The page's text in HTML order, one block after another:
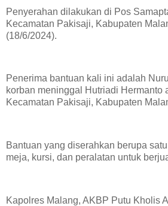
Penyerahan dilakukan di Pos
Kecamatan Pakisaji, Kabupaten
(18/6/2024).
Penerima bantuan kali ini adalah
korban meninggal Hutriadi Hermanto
Kecamatan Pakisaji, Kabupaten
Bantuan yang diserahkan berupa
meja, kursi, dan peralatan untuk
Kapolres Malang, AKBP Putu Kholis